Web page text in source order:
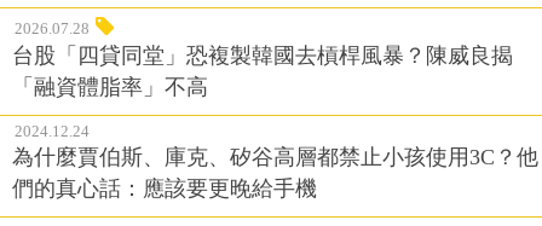
2026.07.28
台股「四貸同堂」恐複製韓國去槓桿風暴？陳威良揭
「融資體脂率」不高
2024.12.24
為什麼賈伯斯、庫克、矽谷高層都禁止小孩使用3C？他
們的真心話：應該要更晚給手機